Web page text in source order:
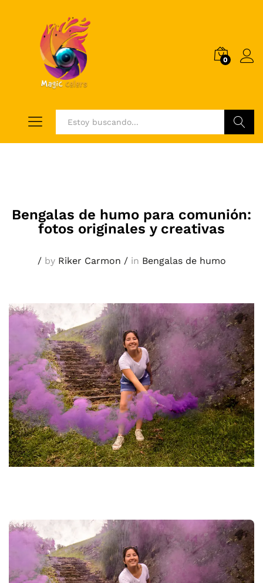
0
Bengalas de humo para comunión:
fotos originales y creativas
/by Riker Carmon /in Bengalas de humo